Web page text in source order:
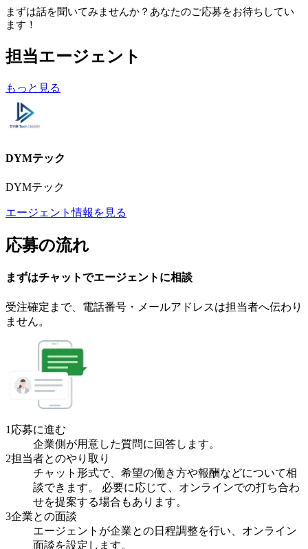
まずは話を聞いてみませんか？あなたのご応募をお待ちしてい
ます！
担当エージェント
もっと見る
DYMテック
DYMテック
エージェント情報を見る
応募の流れ
まずはチャットでエージェント に相談
受注確定まで、 電話番号・メールアドレスは担当者へ伝わり
ません。
1 応募に進む
企業側が用意した質問に回答します。
2担当者とのやり取り
チャット形式で、希望の働き方や報酬などについて相
談できます。 必要に応じて、オンラインでの打ち合わ
せを提案する場合もあります。
3企業との面談
エージェントが企業との日程調整を行い、オンライン
面談を設定します。